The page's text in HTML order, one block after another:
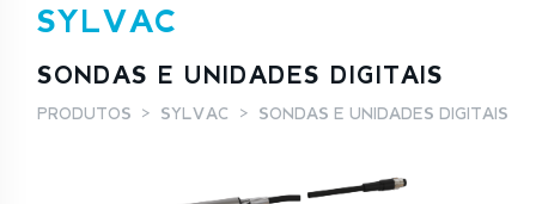
SYLVAC
SONDAS E UNIDADES DIGITAIS
PRODUTOS SYLVAC SONDAS E UNIDADES DIGITAIS